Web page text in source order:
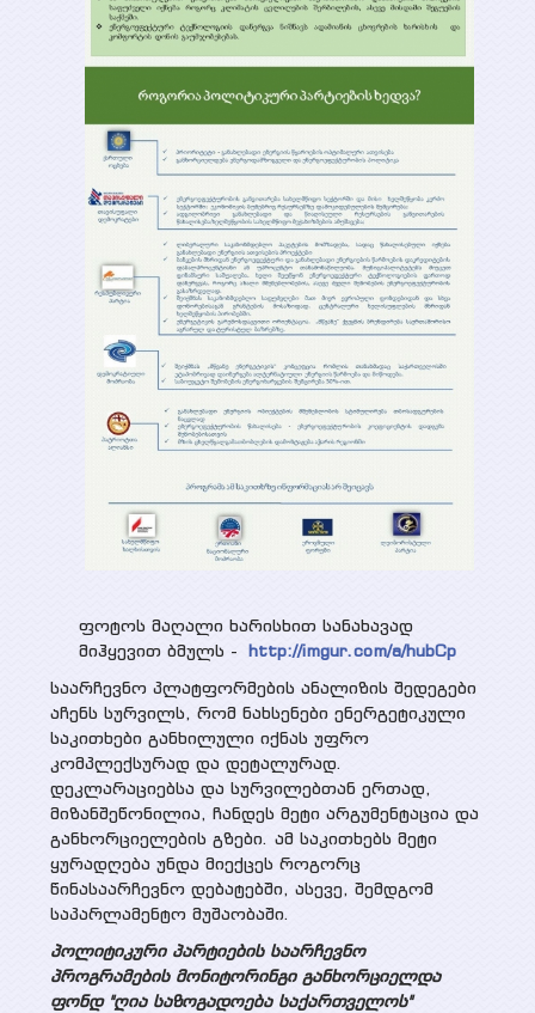
ფოტოს მაღალი ხარისხით სანახავად
მიჰყევით ბმულს - http://imgur.com/a/hubCp
საარჩევნო პლატფორმების ანალიზის შედეგები
აჩენს სურვილს, რომ ნახსენები ენერგეტიკული
საკითხები განხილული იქნას უფრო
კომპლექსურად და დეტალურად.
დეკლარაციებსა და სურვილებთან ერთად,
მიზანშეწონილია, ჩანდეს მეტი არგუმენტაცია და
განხორციელების გზები. ამ საკითხებს მეტი
ყურადღება უნდა მიექცეს როგორც
წინასაარჩევნო დებატებში, ასევე, შემდგომ
საპარლამენტო მუშაობაში.
პოლიტიკური პარტიების საარჩევნო
პროგრამების მონიტორინგი განხორციელდა
ფონდ "ღია საზოგადოება საქართველოს"